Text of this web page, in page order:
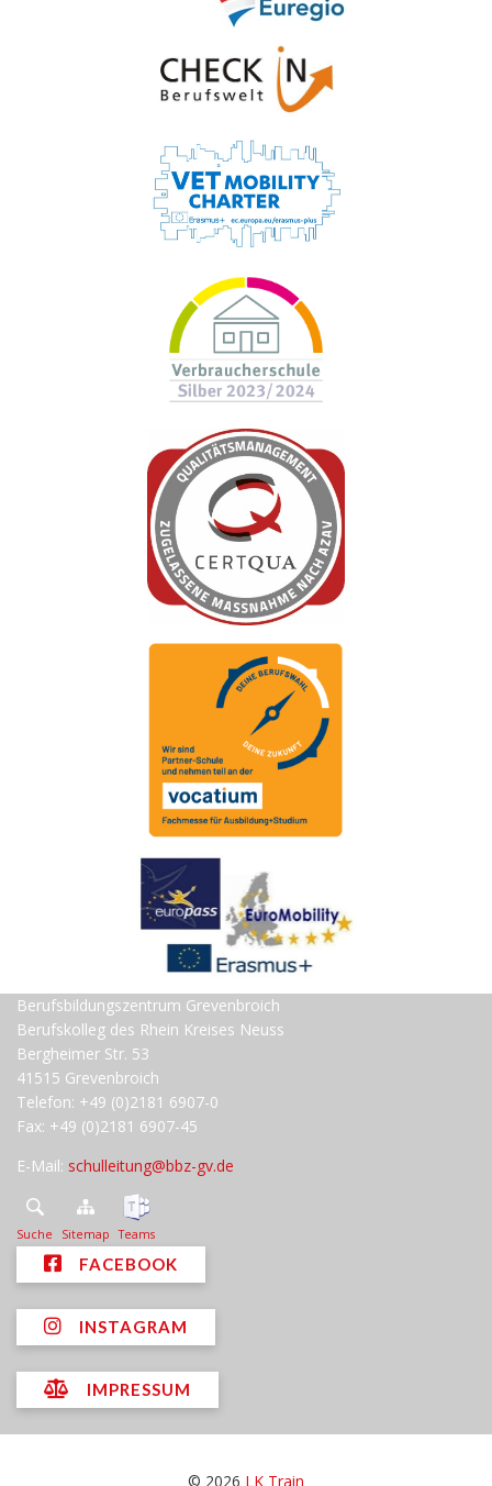
Berufsbildungszentrum Grevenbroich
Berufskolleg des Rhein Kreises Neuss
Bergheimer Str. 53
41515 Grevenbroich
Telefon: +49 (0)2181 6907-0
Fax: +49 (0)2181 6907-45
E-Mail: schulleitung@bbz-gv.de
Suche Sitemap Teams
FACEBOOK
INSTAGRAM
IMPRESSUM
© 2026 LK Train